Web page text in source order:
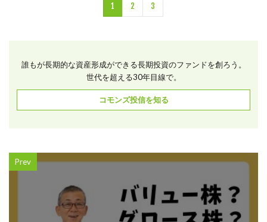
1 2 3
誰もが長期的な資産形成ができる長期投資のファンドを創ろう。
世代を超える30年目線で。
コモンズ投信を知る
Prev